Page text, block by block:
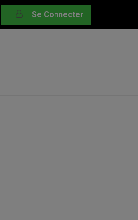
Se Connecter